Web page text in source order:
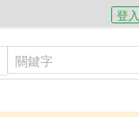
登入